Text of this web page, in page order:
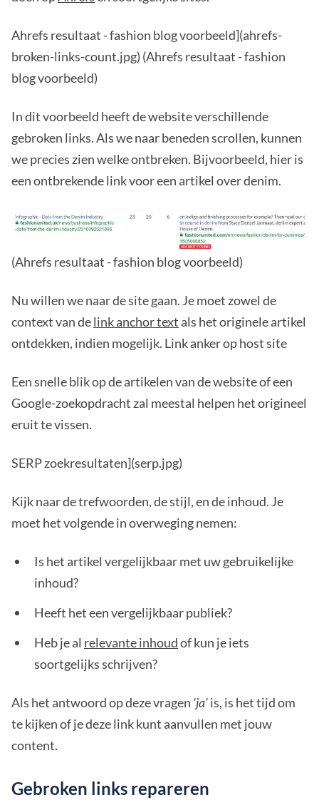
Ahrefs resultaat - fashion blog voorbeeld](ahrefs-
broken-links-count.jpg) (Ahrefs resultaat - fashion
blog voorbeeld)
In dit voorbeeld heeft de website verschillende
gebroken links. Als we naar beneden scrollen, kunnen
we precies zien welke ontbreken. Bijvoorbeeld, hier is
een ontbrekende link voor een artikel over denim.
(Ahrefs resultaat - fashion blog voorbeeld)
Nu willen we naar de site gaan. Je moet zowel de
context van delink anchor text als het originele artikel
ontdekken, indien mogelijk. Link anker op host site
Een snelle blik op de artikelen van de website of een
Google-zoekopdracht zal meestal helpen het origineel
eruit te vissen.
SERP zoekresultaten](serp.jpg)
Kijk naar de trefwoorden, de stijl, en de inhoud. Je
moet het volgende in overweging nemen:
Is het artikel vergelijkbaar met uw gebruikelijke
inhoud?
Heeft het een vergelijkbaar publiek?
Heb je al relevante inhoudof kun je iets
soortgelijks schrijven?
Als het antwoord op deze vragen 'ja'is, is het tijd om
te kijken of je deze link kunt aanvullen met jouw
content.
Gebroken links repareren